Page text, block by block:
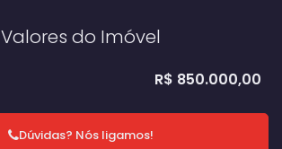
Valores do Imóvel
R$ 850.000,00
Dúvidas? Nós ligamos!